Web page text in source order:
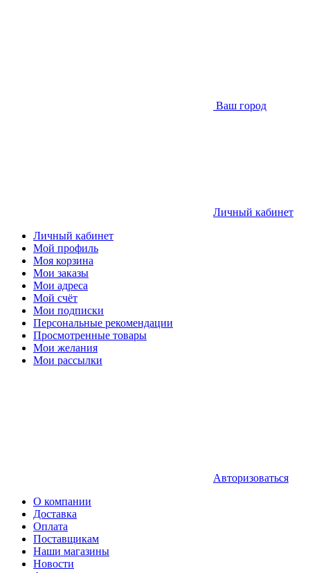
Ваш город
Личный кабинет
Личный кабинет
Мой профиль
Моя корзина
Мои заказы
Мои адреса
Мой счёт
Мои подписки
Персональные рекомендации
Просмотренные товары
Мои желания
Мои рассылки
Авторизоваться
О компании
Доставка
Оплата
Поставщикам
Наши магазины
Новости